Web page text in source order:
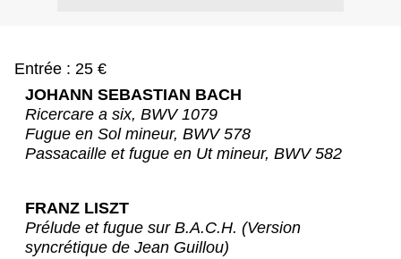
Entrée : 25 €
JOHANN SEBASTIAN BACH
Ricercare a six, BWV 1079
Fugue en Sol mineur, BWV 578
Passacaille et fugue en Ut mineur, BWV 582
FRANZ LISZT
Prélude et fugue sur B.A.C.H. (Version
syncrétique de Jean Guillou)